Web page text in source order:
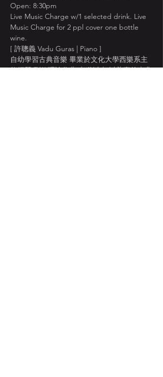
Open: 8:30pm
Live Music Charge w/1 selected drink. Live
Music Charge for 2 ppl cover one bottle
wine.
[ 許聰義 Vadu Guras | Piano ]
自幼學習古典音樂 畢業於文化大學西樂系主
修鋼琴 副修理論作曲 出道以來 以紮實的古典